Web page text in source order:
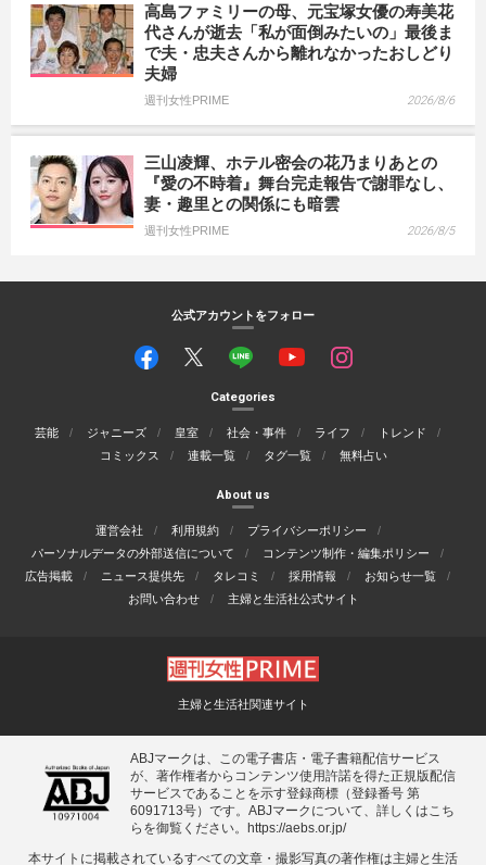
高島ファミリーの母、元宝塚女優の寿美花
代さんが逝去「私が面倒みたいの」最後ま
で夫・忠夫さんから離れなかったおしどり
夫婦
週刊女性PRIME 2026/8/6
三山凌輝、ホテル密会の花乃まりあとの
『愛の不時着』舞台完走報告で謝罪なし、
妻・趣里との関係にも暗雲
週刊女性PRIME 2026/8/5
公式アカウントをフォロー
Categories
芸能 ジャニーズ 皇室 社会・事件 ライフ
トレンド
コミックス
連載一覧 タグ一覧 無料占い
About us
運営会社 利用規約
プライバシーポリシー
パーソナルデータの外部送信について
コンテンツ制作・編集ポリシー
広告掲載
ニュース提供先 タレコミ 採用情報
お知らせ一覧
お問い合わせ
主婦と生活社公式サイト
主婦と生活社関連サイト
ABJマークは、この電子書店・電子書籍配信サービス
が、著作権者からコンテンツ使用許諾を得た正規版配信
サービスであることを示す登録商標（登録番号 第
6091713号）です。ABJマークについて、詳しくはこち
らを御覧ください。 https://aebs.or.jp/
本サイトに掲載されているすべての⽂章・撮影写真の著作権は主婦と⽣活